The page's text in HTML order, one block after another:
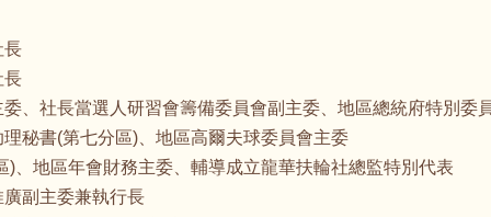
長
長
、社長當選人研習會籌備委員會副主委、地區總統府特別委
秘書(第七分區)、地區高爾夫球委員會主委
、地區年會財務主委、輔導成立龍華扶輪社總監特別代表
副主委兼執行長